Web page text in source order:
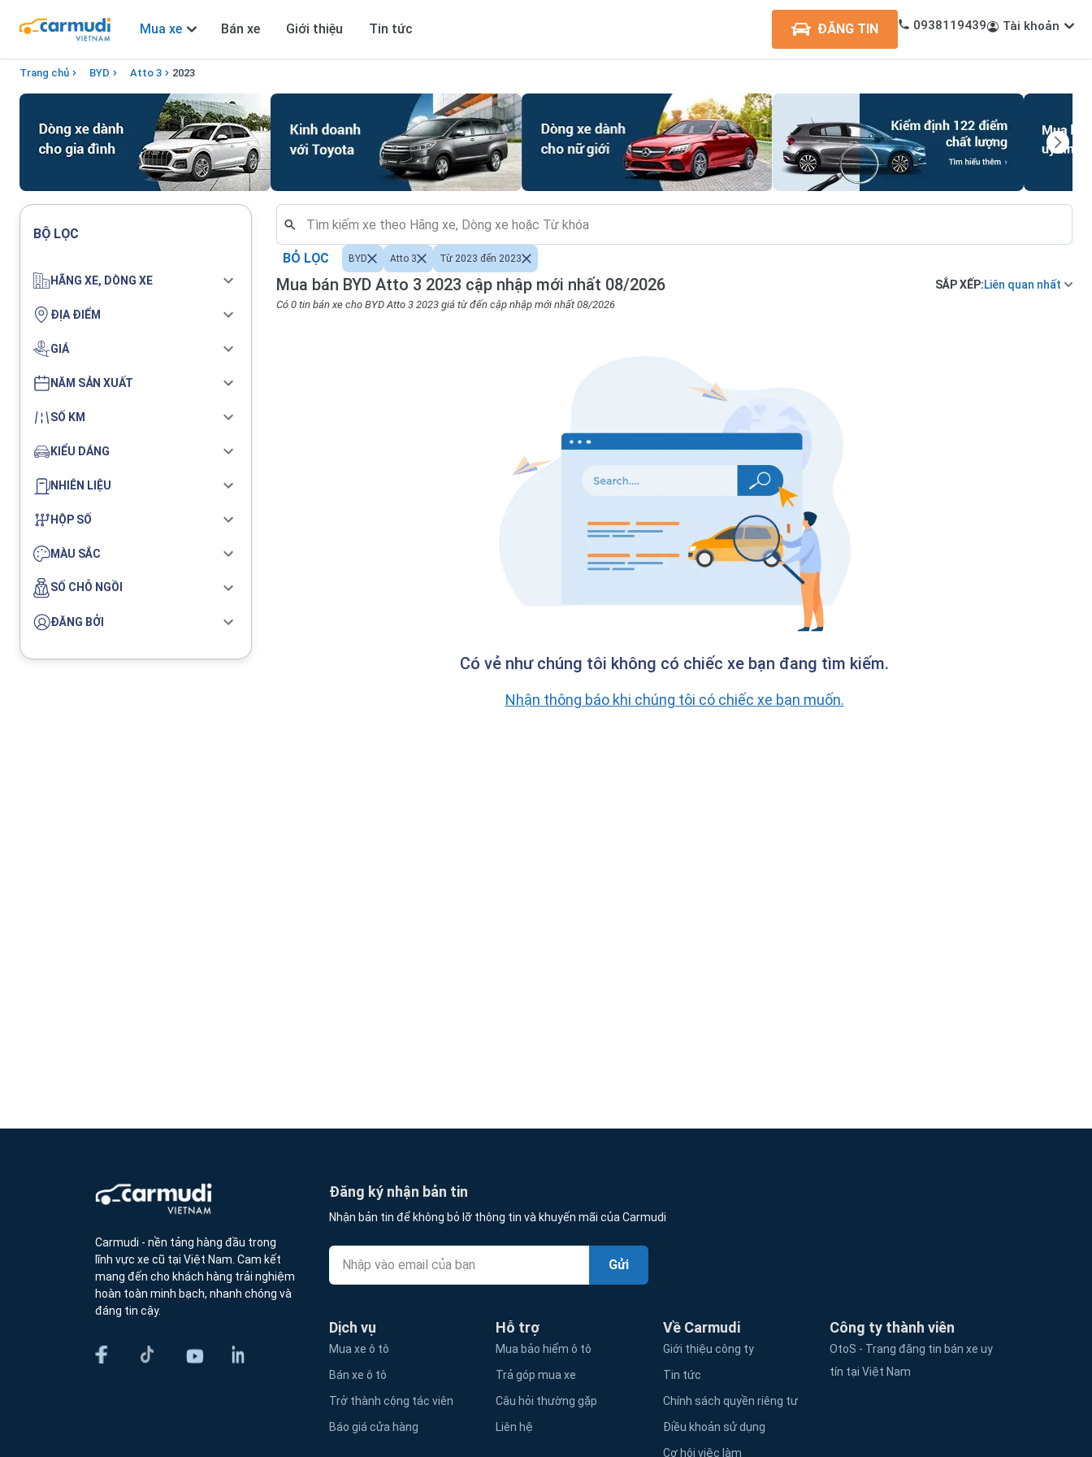
Mua xe Bán xe Giới thiệu Tin tức ĐĂNG TIN 0938119439 Tài khoản
Trang chủ BYD Atto 3 2023
BỘ LỌC
HÃNG XE, DÒNG XE
ĐỊA ĐIỂM
GIÁ
NĂM SẢN XUẤT
SỐ KM
KIỂU DÁNG
NHIÊN LIỆU
HỘP SỐ
MÀU SẮC
SỐ CHỖ NGỒI
ĐĂNG BỞI
Mua bán BYD Atto 3 2023 cập nhập mới nhất 08/2026 SẮP XẾP:Liên quan nhất
Có 0 tin bán xe cho BYD Atto 3 2023 giá từ đến cập nhập mới nhất 08/2026
BỎ LỌC BYD Atto 3 Từ 2023 đến 2023
Có vẻ như chúng tôi không có chiếc xe bạn đang tìm kiếm.
Nhận thông báo khi chúng tôi có chiếc xe bạn muốn.
Carmudi - nền tảng hàng đầu trong
lĩnh vực xe cũ tại Việt Nam. Cam kết
mang đến cho khách hàng trải nghiệm
hoàn toàn minh bạch, nhanh chóng và
đáng tin cậy.
Đăng ký nhận bản tin
Nhận bản tin để không bỏ lỡ thông tin và khuyến mãi của Carmudi
Gửi
Dịch vụ
Mua xe ô tô
Bán xe ô tô
Trở thành cộng tác viên
Báo giá cửa hàng
Hỗ trợ
Mua bảo hiểm ô tô
Trả góp mua xe
Câu hỏi thường gặp
Liên hệ
Về Carmudi
Giới thiệu công ty
Tin tức
Chính sách quyền riêng tư
Điều khoản sử dụng
Cơ hội việc làm
Công ty thành viên
OtoS - Trang đăng tin bán xe uy
tín tại Việt Nam